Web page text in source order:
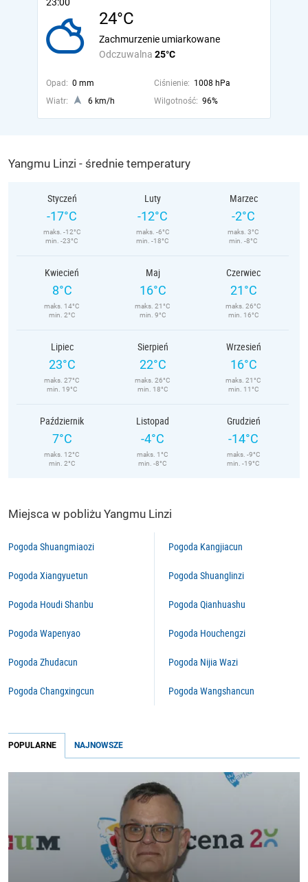
24°C
Odczuwalna 25°C
Zachmurzenie umiarkowane
Opad: 0 mm Ciśnienie: 1008 hPa
Wiatr:
6 km/h Wilgotność: 96%
Yangmu Linzi - średnie temperatury
Styczeń
-17°C
maks. -12°C
min. -23°C
Luty
-12°C
maks. -6°C
min. -18°C
Marzec
-2°C
maks. 3°C
min. -8°C
Kwiecień
8°C
maks. 14°C
min. 2°C
Maj
16°C
maks. 21°C
min. 9°C
Czerwiec
21°C
maks. 26°C
min. 16°C
Lipiec
23°C
maks. 27°C
min. 19°C
Sierpień
22°C
maks. 26°C
min. 18°C
Wrzesień
16°C
maks. 21°C
min. 11°C
Październik
7°C
maks. 12°C
min. 2°C
Listopad
-4°C
maks. 1°C
min. -8°C
Grudzień
-14°C
maks. -9°C
min. -19°C
Miejsca w pobliżu Yangmu Linzi
Pogoda Shuangmiaozi
Pogoda Xiangyuetun
Pogoda Houdi Shanbu
Pogoda Wapenyao
Pogoda Zhudacun
Pogoda Changxingcun
Pogoda Kangjiacun
Pogoda Shuanglinzi
Pogoda Qianhuashu
Pogoda Houchengzi
Pogoda Nijia Wazi
Pogoda Wangshancun
POPULARNE NAJNOWSZE